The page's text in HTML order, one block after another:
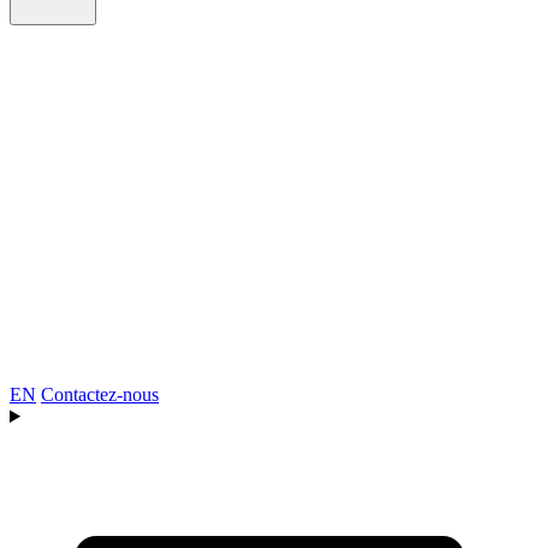
EN Contactez-nous